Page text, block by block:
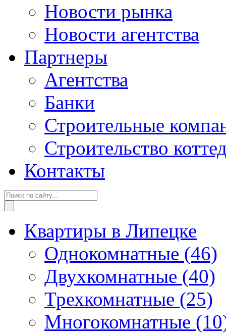
Новости рынка
Новости агентства
Партнеры
Агентства
Банки
Строительные
Строительство
Контакты
Квартиры в Липецке
Однокомнатные (46)
Двухкомнатные (40)
Трехкомнатные (25)
Многокомнатные